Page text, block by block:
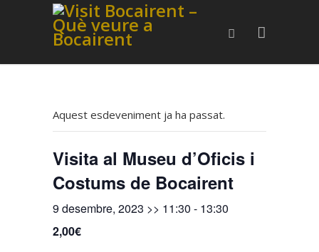
Aquest esdeveniment ja ha passat.
Visita al Museu d’Oficis i
Costums de Bocairent
9 desembre, 2023 >> 11:30 - 13:30
2,00€